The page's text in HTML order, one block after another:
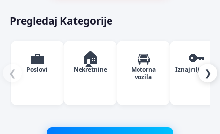
Pregledaj Kategorije
❮
💼
Poslovi
🏠
Nekretnine
🚘
Motorna
vozila
🔑
Iznajmljivanje
❯